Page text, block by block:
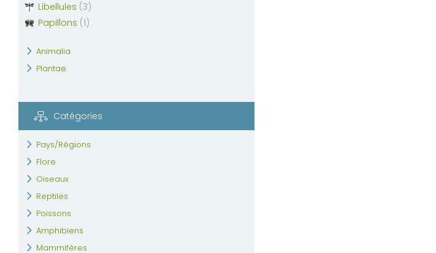
Libellules (3)
Papillons (1)
Animalia
Plantae
Catégories
Pays/Régions
Flore
Oiseaux
Reptiles
Poissons
Amphibiens
Mammifères